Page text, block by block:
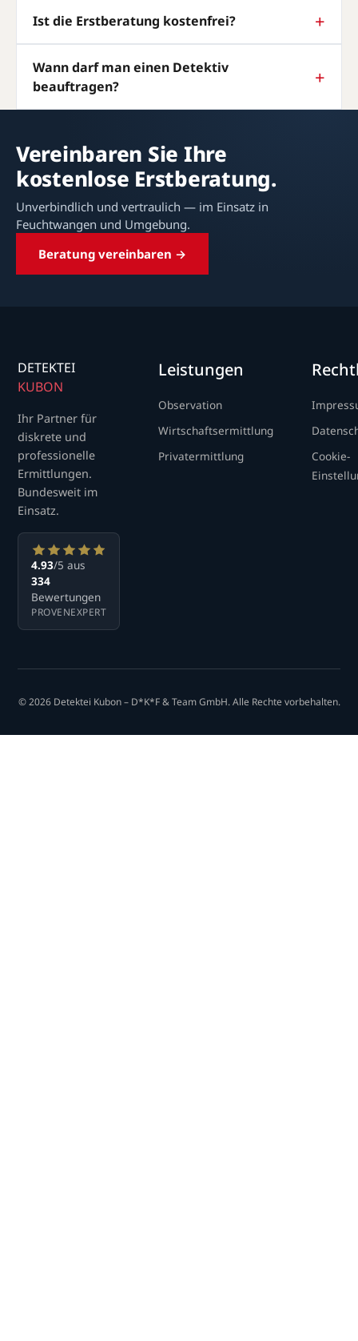
Ist die Erstberatung kostenfrei?
Wann darf man einen Detektiv
beauftragen?
Vereinbaren Sie Ihre
kostenlose Erstberatung.
Unverbindlich und vertraulich — im Einsatz in
Feuchtwangen und Umgebung.
Beratung vereinbaren →
DETEKTEI
KUBON
Ihr Partner für
diskrete und
professionelle
Ermittlungen.
Bundesweit im
Einsatz.
4.93/5 aus
334
Bewertungen
PROVENEXPERT
Leistungen
Observation
Wirtschaftsermittlung
Privatermittlung
Cookie-
© 2026 Detektei Kubon – D*K*F & Team GmbH. Alle Rechte vorbehalten.